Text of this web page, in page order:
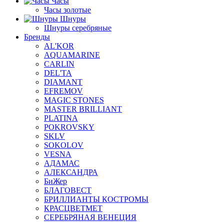
Часы золотые
Шнуры
Шнуры серебряные
Бренды
AL'KOR
AQUAMARINE
CARLIN
DEL'TA
DIAMANT
EFREMOV
MAGIC STONES
MASTER BRILLIANT
PLATINA
POKROVSKY
SKLV
SOKOLOV
VESNA
АДАМАС
АЛЕКСАНДРА
БиЖер
БЛАГОВЕСТ
БРИЛЛИАНТЫ КОСТРОМЫ
КРАСЦВЕТМЕТ
СЕРЕБРЯНАЯ ВЕНЕЦИЯ